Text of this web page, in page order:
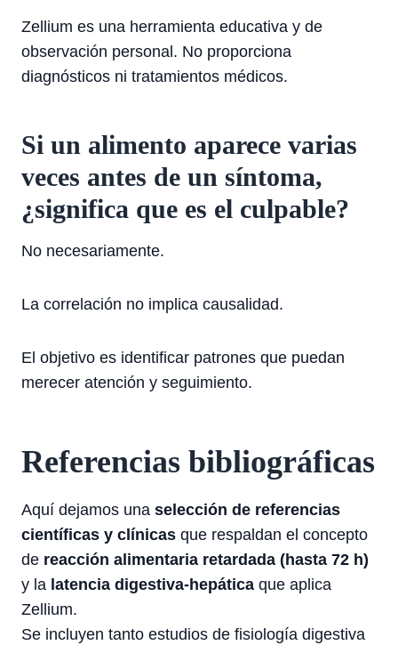
Zellium es una herramienta educativa y de
observación personal. No proporciona
diagnósticos ni tratamientos médicos.
Si un alimento aparece varias
veces antes de un síntoma,
¿significa que es el culpable?
No necesariamente.
La correlación no implica causalidad.
El objetivo es identificar patrones que puedan
merecer atención y seguimiento.
Referencias bibliográficas
Aquí dejamos una selección de referencias
científicas y clínicas que respaldan el concepto
de reacción alimentaria retardada (hasta 72 h)
y la latencia digestiva-hepática que aplica
Zellium.
Se incluyen tanto estudios de fisiología digestiva